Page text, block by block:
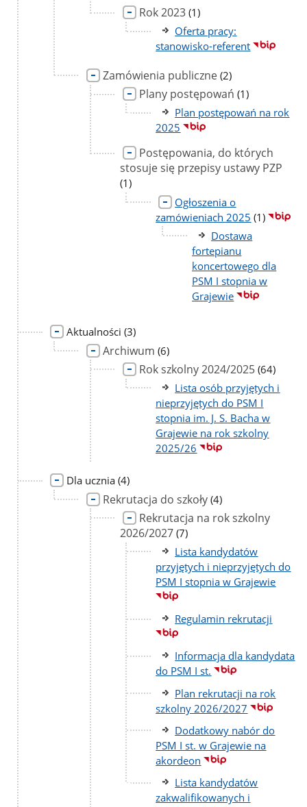
Rok 2023 liczba
podstron
(1)
Oferta pracy:
stanowisko-referent
Zamówienia publiczne liczba
podstron
(2)
Plany postępowań liczba
podstron
(1)
Plan postępowań na rok
2025
Postępowania, do których
stosuje się przepisy ustawy PZP
(1)
Ogłoszenia o
zamówieniach 2025 liczba
(1)
Dostawa
fortepianu
koncertowego dla
PSM I stopnia w
Grajewie
Aktualności liczba
podstron
(3)
Archiwum liczba
podstron
(6)
Rok szkolny 2024/2025 liczba
podstron
(64)
Lista osób przyjętych i
nieprzyjętych do PSM I
stopnia im. J. S. Bacha w
Grajewie na rok szkolny
2025/26
Dla ucznia liczba
podstron
(4)
Rekrutacja do szkoły liczba
podstron
(4)
Rekrutacja na rok szkolny
2026/2027 liczba
podstron
(7)
Lista kandydatów
przyjętych i nieprzyjętych do
PSM I stopnia w Grajewie
Regulamin rekrutacji
Informacja dla kandydata
do PSM I st.
Plan rekrutacji na rok
szkolny 2026/2027
Dodatkowy nabór do
PSM I st. w Grajewie na
akordeon
Lista kandydatów
zakwalifikowanych i